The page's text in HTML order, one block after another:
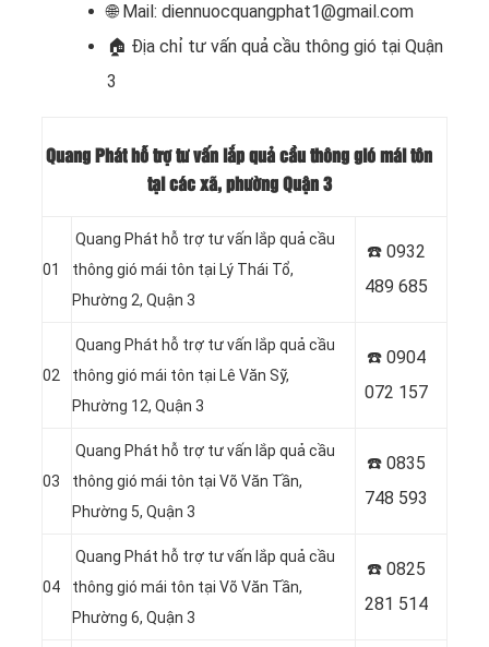
🌐 Mail: diennuocquangphat1@gmail.com
🏠 Địa chỉ tư vấn quả cầu thông gió tại Quận
3
Quang Phát hỗ trợ tư vấn lắp quả cầu thông gió mái tôn
tại các xã, phường Quận 3
01
Quang Phát hỗ trợ tư vấn lắp quả cầu
thông gió mái tôn tại Lý Thái Tổ,
Phường 2, Quận 3
☎️ 0932
489 685
02
Quang Phát hỗ trợ tư vấn lắp quả cầu
thông gió mái tôn tại Lê Văn Sỹ,
Phường 12, Quận 3
☎️ 0904
072 157
03
Quang Phát hỗ trợ tư vấn lắp quả cầu
thông gió mái tôn tại Võ Văn Tần,
Phường 5, Quận 3
☎️ 0835
748 593
04
Quang Phát hỗ trợ tư vấn lắp quả cầu
thông gió mái tôn tại Võ Văn Tần,
Phường 6, Quận 3
☎️ 0825
281 514